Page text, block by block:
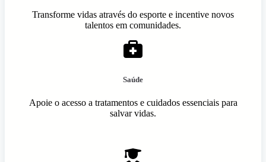
Transforme vidas através do esporte e incentive novos
talentos em comunidades.
Saúde
Apoie o acesso a tratamentos e cuidados essenciais para
salvar vidas.